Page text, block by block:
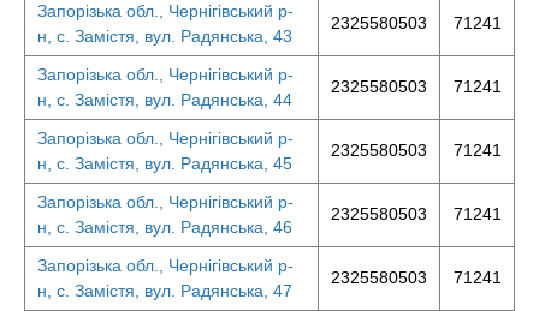
Запорізька обл., Чернігівський р-
н, с. Замістя, вул. Радянська, 43
2325580503 71241
Запорізька обл., Чернігівський р-
н, с. Замістя, вул. Радянська, 44
2325580503 71241
Запорізька обл., Чернігівський р-
н, с. Замістя, вул. Радянська, 45
2325580503 71241
Запорізька обл., Чернігівський р-
н, с. Замістя, вул. Радянська, 46
2325580503 71241
Запорізька обл., Чернігівський р-
н, с. Замістя, вул. Радянська, 47
2325580503 71241